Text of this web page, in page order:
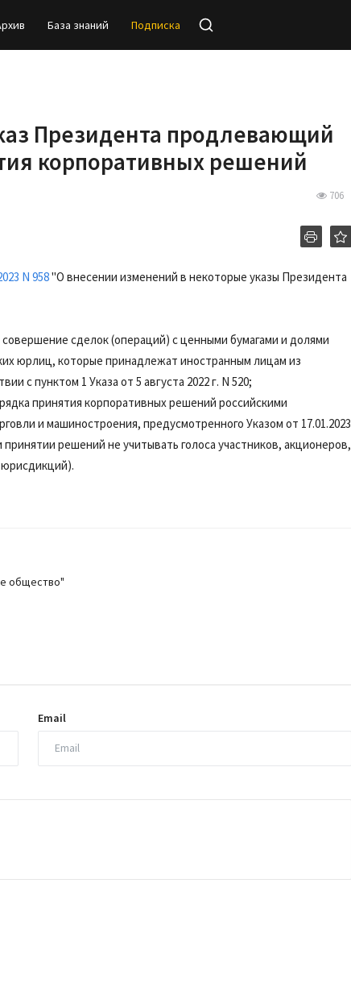
База знаний Подписка
Президента продлевающий
корпоративных решений
706
N 958"О внесении изменений в некоторые указы Президента
сделок (операций) с ценными бумагами и долями
юрлиц, которые принадлежат иностранным лицам из
с пунктом 1 Указа от 5 августа 2022 г. N 520;
принятия корпоративных решений российскими
и машиностроения, предусмотренного Указом от 17.01.2023
решений не учитывать голоса участников, акционеров,
общество"
Email